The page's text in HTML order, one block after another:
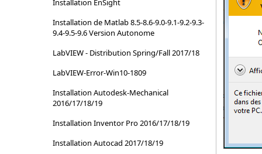
Installation EnSight
Installation de Matlab 8.5-8.6-9.0-9.1-9.2-9.3-
9.4-9.5-9.6 Version Autonome
LabVIEW - Distribution Spring/Fall 2017/18
LabVIEW-Error-Win10-1809
Installation Autodesk-Mechanical
2016/17/18/19
Installation Inventor Pro 2016/17/18/19
Installation Autocad 2017/18/19